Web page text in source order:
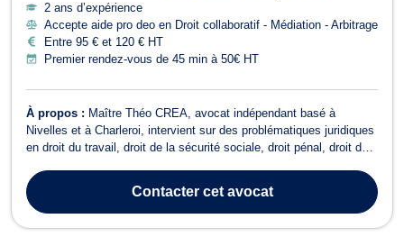
2 ans d’expérience
Accepte aide pro deo en Droit collaboratif - Médiation - Arbitrage
Entre 95 € et 120 € HT
Premier rendez-vous de 45 min à 50€ HT
À propos : Maître Théo CREA, avocat indépendant basé à
Nivelles et à Charleroi, intervient sur des problématiques juridiques
en droit du travail, droit de la sécurité sociale, droit pénal, droit des
arbitrage. Il met son expertise à votre service pour défendre vos ...
Contactercet avocat